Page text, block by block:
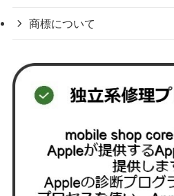
商標について